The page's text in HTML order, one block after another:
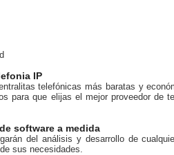
IP
telefónicas más baratas y
para que elijas el mejor proveedor de
software a medida
del análisis y desarrollo de
sus necesidades.